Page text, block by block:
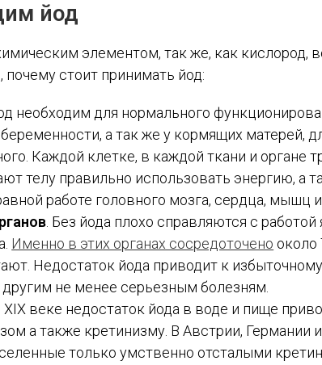
йод
элементом, так же, как кислород,
стоит принимать йод:
необходим для нормального
а так же у кормящих матерей,
Каждой клетке, в каждой ткани и органе
телу правильно использовать энергию, а
работе головного мозга, сердца, мышц и
. Без йода плохо справляются с
Именно в этих органах сосредоточено около
Недостаток йода приводит к
другим не менее серьезным болезням.
XIX веке недостаток йода в воде и пище
а также кретинизму. В Австрии,
только умственно отсталыми